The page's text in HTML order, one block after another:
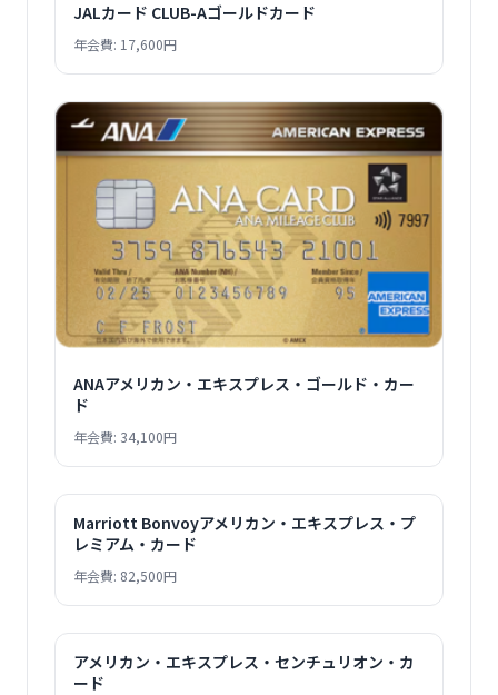
JALカード CLUB-Aゴールドカード
年会費: 17,600円
ANAアメリカン・エキスプレス・ゴールド・カー
ド
年会費: 34,100円
Marriott Bonvoyアメリカン・エキスプレス・プ
レミアム・カード
年会費: 82,500円
アメリカン・エキスプレス・センチュリオン・カ
ード